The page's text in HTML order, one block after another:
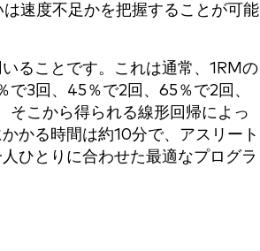
速度不足かを把握することが可能
ることです。これは通常、1RMの
3回、45％で2回、65％で2回、
そこから得られる線形回帰によっ
かる時間は約10分で、アスリート
ひとりに合わせた最適なプログラ